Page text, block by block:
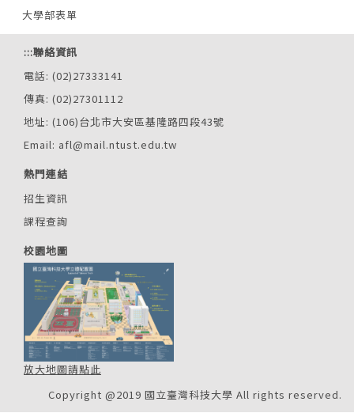
大學部表單
:::聯絡資訊
電話: (02)27333141
傳真: (02)27301112
地址: (106)台北市大安區基隆路四段43號
Email: afl@mail.ntust.edu.tw
熱門連結
招生資訊
課程查詢
校園地圖
放大地圖請點此
Copyright @2019 國立臺灣科技大學 All rights reserved.